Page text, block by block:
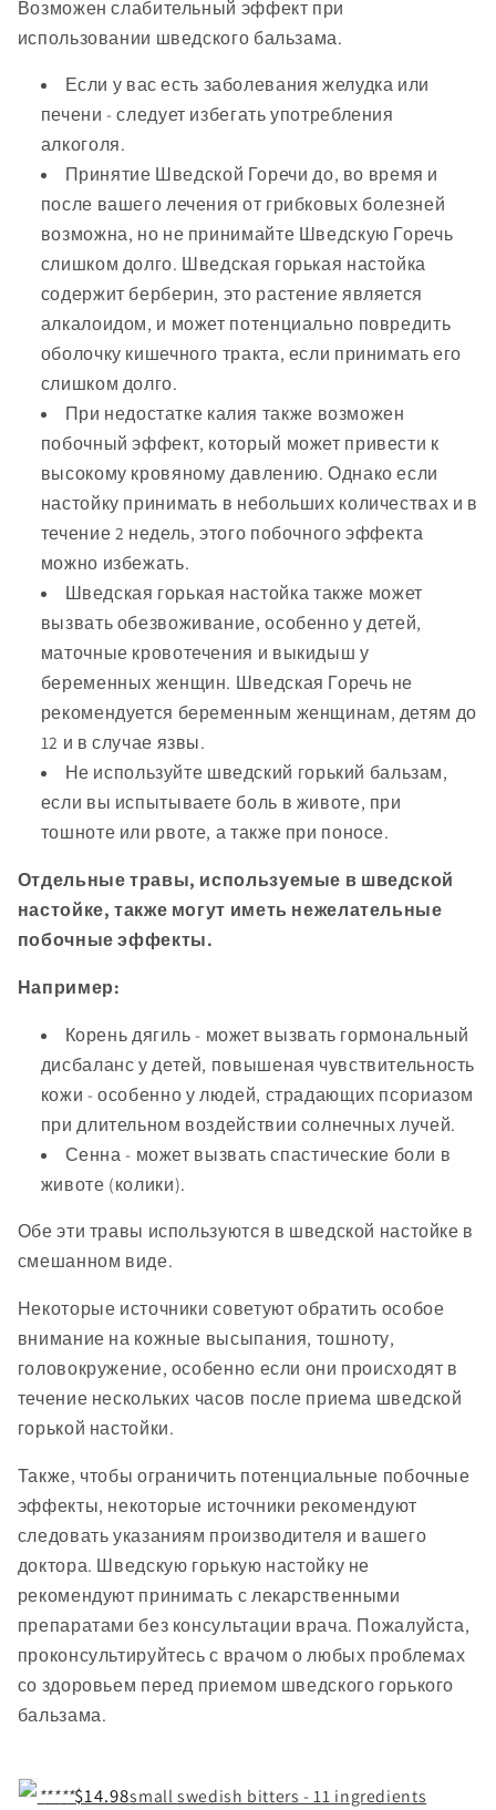
Возможен слабительный эффект при
использовании шведского бальзама.
Если у вас есть заболевания желудка или
печени - следует избегать употребления
алкоголя.
Принятие Шведской Горечи до, во время и
после вашего лечения от грибковых болезней
возможна, но не принимайте Шведскую Горечь
слишком долго. Шведская горькая настойка
содержит берберин, это растение является
алкалоидом, и может потенциально повредить
оболочку кишечного тракта, если принимать его
слишком долго.
При недостатке калия также возможен
побочный эффект, который может привести к
высокому кровяному давлению. Однако если
настойку принимать в небольших количествах и в
течение 2 недель, этого побочного эффекта
можно избежать.
Шведская горькая настойка также может
вызвать обезвоживание, особенно у детей,
маточные кровотечения и выкидыш у
беременных женщин. Шведская Горечь не
рекомендуется беременным женщинам, детям до
12 и в случае язвы.
Не используйте шведский горький бальзам,
если вы испытываете боль в животе, при
тошноте или рвоте, а также при поносе.
Отдельные травы, используемые в шведской
настойке, также могут иметь нежелательные
побочные эффекты.
Например:
Корень дягиль - может вызвать гормональный
дисбаланс у детей, повышеная чувствительность
кожи - особенно у людей, страдающих псориазом
при длительном воздействии солнечных лучей.
Сенна - может вызвать спастические боли в
животе (колики).
Обе эти травы используются в шведской настойке в
смешанном виде.
Некоторые источники советуют обратить особое
внимание на кожные высыпания, тошноту,
головокружение, особенно если они происходят в
течение нескольких часов после приема шведской
горькой настойки.
Также, чтобы ограничить потенциальные побочные
эффекты, некоторые источники рекомендуют
следовать указаниям производителя и вашего
доктора. Шведскую горькую настойку не
рекомендуют принимать с лекарственными
препаратами без консультации врача. Пожалуйста,
проконсультируйтесь с врачом о любых проблемах
со здоровьем перед приемом шведского горького
бальзама.
*****$14.98small swedish bitters - 11 ingredients